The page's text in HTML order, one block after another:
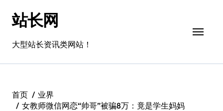
站长网
大型站长资讯类网站！
首页
业界
女教师微信网恋“帅哥”被骗8万：竟是学生妈妈